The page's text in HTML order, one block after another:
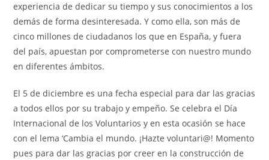
experiencia de dedicar su tiempo y sus conocimientos a los
demás de forma desinteresada. Y como ella, son más de
cinco millones de ciudadanos los que en España, y fuera
del país, apuestan por comprometerse con nuestro mundo
en diferentes ámbitos.
El 5 de diciembre es una fecha especial para dar las gracias
a todos ellos por su trabajo y empeño. Se celebra el Día
Internacional de los Voluntarios y en esta ocasión se hace
con el lema ‘Cambia el mundo. ¡Hazte voluntari@! Momento
pues para dar las gracias por creer en la construcción de